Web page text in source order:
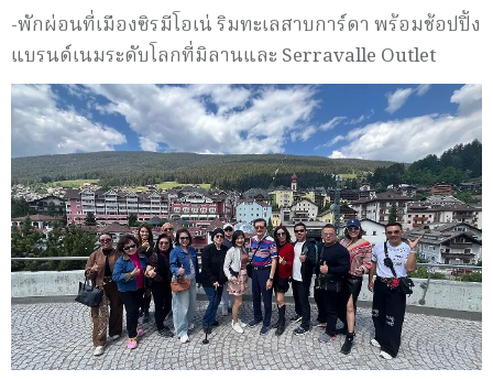
-พักผ่อนที่เมืองซิรมีโอเน่ ริมทะเลสาบการ์ดา พร้อมช้อปปิ้ง
แบรนด์เนมระดับโลกที่มิลานและ Serravalle Outlet